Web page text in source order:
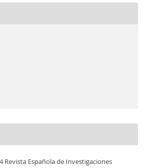
Revista Española de Investigaciones